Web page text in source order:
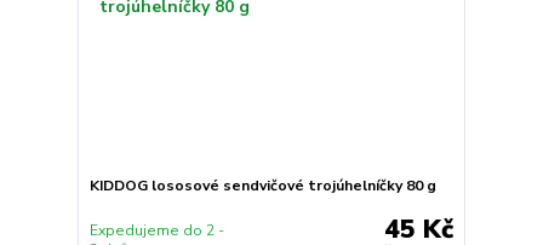
KIDDOG lososové sendvičové trojúhelníčky 80 g
45 Kč
Expedujeme do 2 -